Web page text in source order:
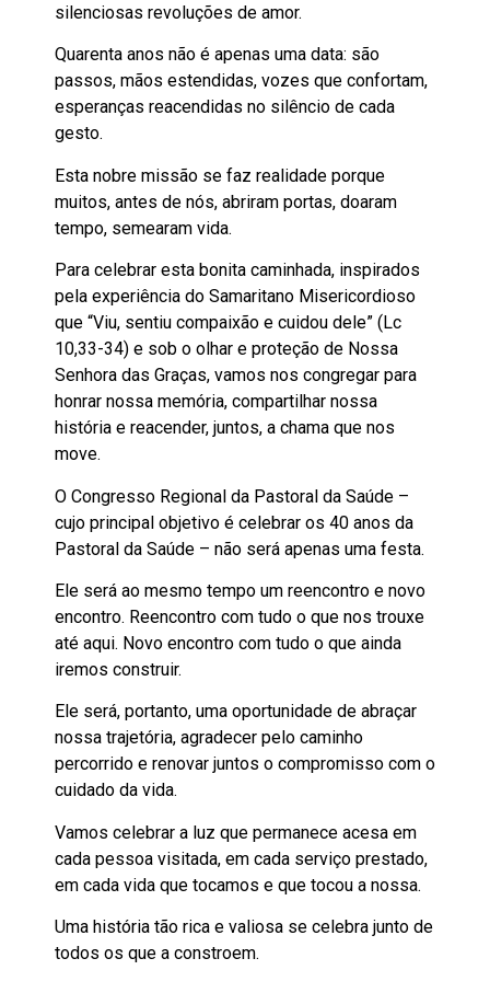
silenciosas revoluções de amor.
Quarenta anos não é apenas uma data: são
passos, mãos estendidas, vozes que confortam,
esperanças reacendidas no silêncio de cada
gesto.
Esta nobre missão se faz realidade porque
muitos, antes de nós, abriram portas, doaram
tempo, semearam vida.
Para celebrar esta bonita caminhada, inspirados
pela experiência do Samaritano Misericordioso
que “Viu, sentiu compaixão e cuidou dele” (Lc
10,33-34) e sob o olhar e proteção de Nossa
Senhora das Graças, vamos nos congregar para
honrar nossa memória, compartilhar nossa
história e reacender, juntos, a chama que nos
move.
O Congresso Regional da Pastoral da Saúde –
cujo principal objetivo é celebrar os 40 anos da
Pastoral da Saúde – não será apenas uma festa.
Ele será ao mesmo tempo um reencontro e novo
encontro. Reencontro com tudo o que nos trouxe
até aqui. Novo encontro com tudo o que ainda
iremos construir.
Ele será, portanto, uma oportunidade de abraçar
nossa trajetória, agradecer pelo caminho
percorrido e renovar juntos o compromisso com o
cuidado da vida.
Vamos celebrar a luz que permanece acesa em
cada pessoa visitada, em cada serviço prestado,
em cada vida que tocamos e que tocou a nossa.
Uma história tão rica e valiosa se celebra junto de
todos os que a constroem.